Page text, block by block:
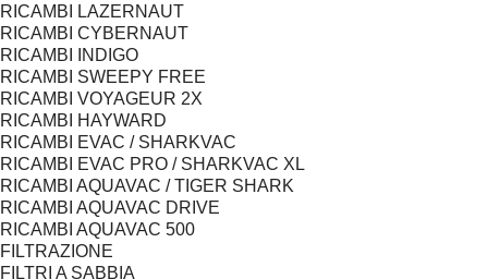
RICAMBI LAZERNAUT
RICAMBI CYBERNAUT
RICAMBI INDIGO
RICAMBI SWEEPY FREE
RICAMBI VOYAGEUR 2X
RICAMBI HAYWARD
RICAMBI EVAC / SHARKVAC
RICAMBI EVAC PRO / SHARKVAC XL
RICAMBI AQUAVAC / TIGER SHARK
RICAMBI AQUAVAC DRIVE
RICAMBI AQUAVAC 500
FILTRAZIONE
FILTRI A SABBIA